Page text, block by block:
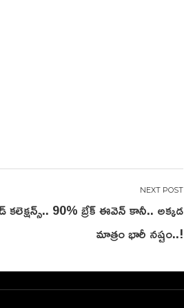
కలెక్షన్స్.. 90% బ్రేక్ ఈవెన్ కానీ.. అక్కడ
మాత్రం భారీ నష్టం..!